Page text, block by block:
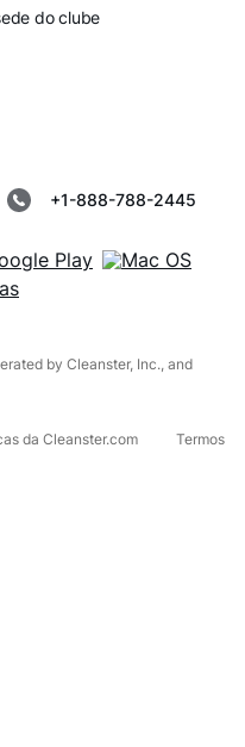
do clube
+1-888-788-2445
by Cleanster, Inc., and
da Cleanster.com Termos